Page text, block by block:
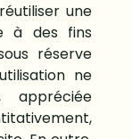
une
à des fins
réserve
ne